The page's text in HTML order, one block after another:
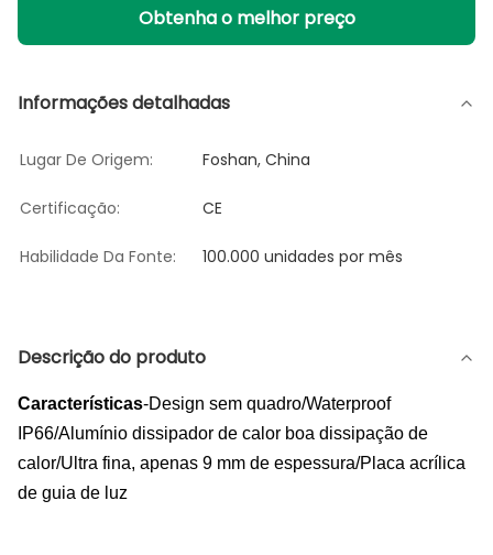
Obtenha o melhor preço
Informações detalhadas
Lugar De Origem: Foshan, China
Certificação: CE
Habilidade Da Fonte: 100.000 unidades por mês
Descrição do produto
Características-Design sem quadro/Waterproof
IP66/Alumínio dissipador de calor boa dissipação de
calor/Ultra fina, apenas 9 mm de espessura/Placa acrílica
de guia de luz